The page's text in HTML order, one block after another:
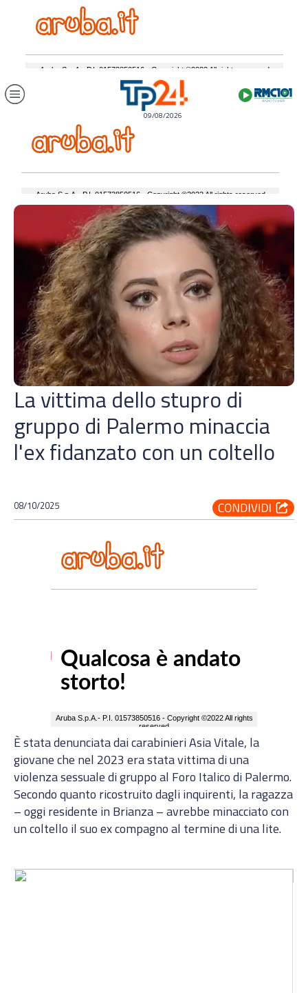
09/08/2026
La vittima dello stupro di
gruppo di Palermo minaccia
l'ex fidanzato con un coltello
08/10/2025
È stata denunciata dai carabinieri Asia Vitale, la
giovane che nel 2023 era stata vittima di una
violenza sessuale di gruppo al Foro Italico di Palermo.
Secondo quanto ricostruito dagli inquirenti, la ragazza
– oggi residente in Brianza – avrebbe minacciato con
un coltello il suo ex compagno al termine di una lite.